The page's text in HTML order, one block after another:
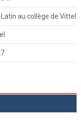
au collège de Vittel